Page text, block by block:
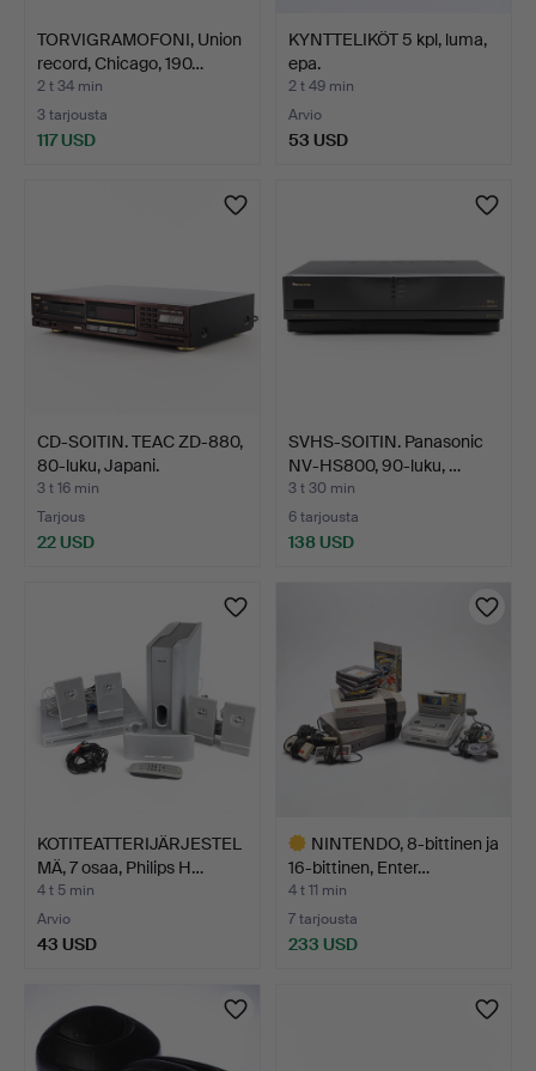
TORVIGRAMOFONI, Union
record, Chicago, 190…
2 t 34 min
3 tarjousta
117 USD
KYNTTELIKÖT 5 kpl, luma,
epa.
2 t 49 min
Arvio
53 USD
CD-SOITIN. TEAC ZD-880,
80-luku, Japani.
3 t 16 min
Tarjous
22 USD
SVHS-SOITIN. Panasonic
NV-HS800, 90-luku, …
3 t 30 min
6 tarjousta
138 USD
KOTITEATTERIJÄRJESTEL
MÄ, 7 osaa, Philips H…
4 t 5 min
Arvio
43 USD
NINTENDO, 8-bittinen ja
16-bittinen, Enter…
4 t 11 min
7 tarjousta
233 USD